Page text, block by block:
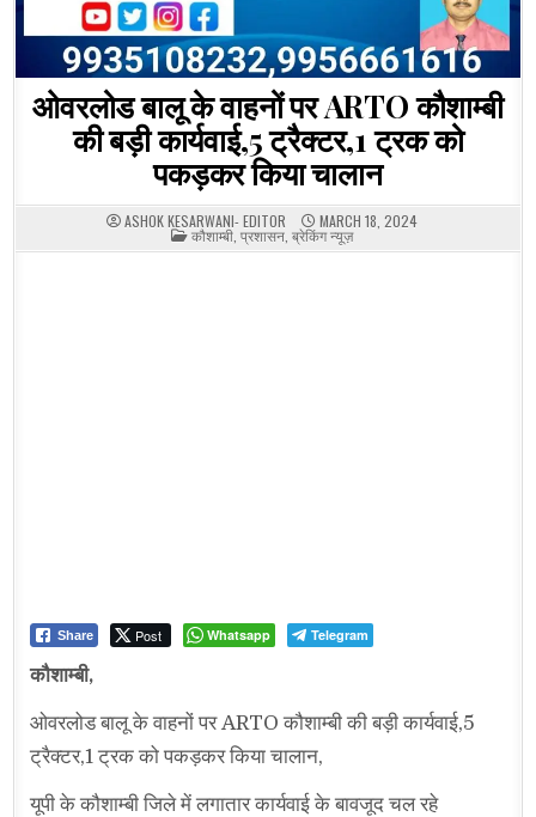
ओवरलोड बालू के वाहनों पर ARTO कौशाम्बी
की बड़ी कार्यवाई,5 ट्रैक्टर,1 ट्रक को
पकड़कर किया चालान
ASHOK KESARWANI- EDITOR MARCH 18, 2024
POSTED
IN
कौशाम्बी प्रशासन ब्रेकिंग न्यूज़
Share Post Whatsapp Telegram
कौशाम्बी,
ओवरलोड बालू के वाहनों पर ARTO कौशाम्बी की बड़ी कार्यवाई,5
ट्रैक्टर,1 ट्रक को पकड़कर किया चालान,
यूपी के कौशाम्बी जिले में लगातार कार्यवाई के बावजूद चल रहे